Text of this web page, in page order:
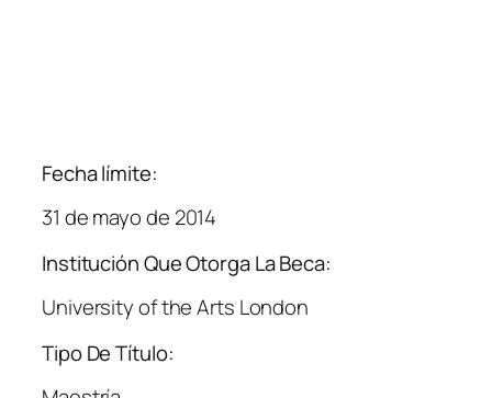
Fecha límite:
31 de mayo de 2014
Institución Que Otorga La Beca:
University of the Arts London
Tipo De Título: